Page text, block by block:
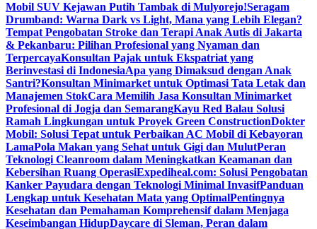
Mobil SUV Kejawan Putih Tambak di Mulyorejo!Seragam
Drumband: Warna Dark vs Light, Mana yang Lebih Elegan?
Tempat Pengobatan Stroke dan Terapi Anak Autis di Jakarta
& Pekanbaru: Pilihan Profesional yang Nyaman dan
TerpercayaKonsultan Pajak untuk Ekspatriat yang
Berinvestasi di IndonesiaApa yang Dimaksud dengan Anak
Santri?Konsultan Minimarket untuk Optimasi Tata Letak dan
Manajemen StokCara Memilih Jasa Konsultan Minimarket
Profesional di Jogja dan SemarangKayu Red Balau Solusi
Ramah Lingkungan untuk Proyek Green ConstructionDokter
Mobil: Solusi Tepat untuk Perbaikan AC Mobil di Kebayoran
LamaPola Makan yang Sehat untuk Gigi dan MulutPeran
Teknologi Cleanroom dalam Meningkatkan Keamanan dan
Kebersihan Ruang OperasiExpediheal.com: Solusi Pengobatan
Kanker Payudara dengan Teknologi Minimal InvasifPanduan
Lengkap untuk Kesehatan Mata yang OptimalPentingnya
Kesehatan dan Pemahaman Komprehensif dalam Menjaga
Keseimbangan HidupDaycare di Sleman, Peran dalam